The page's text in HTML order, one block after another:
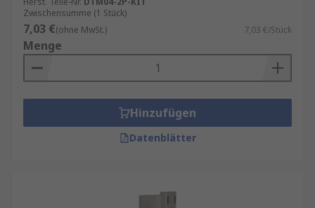
Zwischensumme (1 Stück)
7,03 €(ohne MwSt.) 7,03 €/Stück
Menge
Hinzufügen
Datenblätter